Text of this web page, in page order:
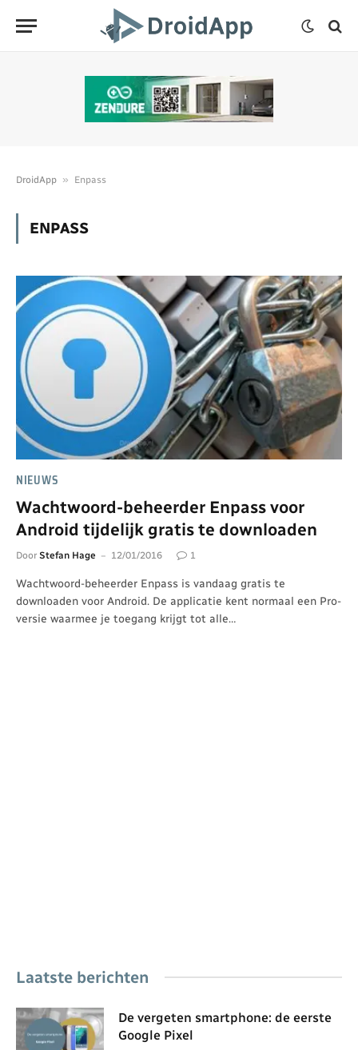
DroidApp » Enpass
ENPASS
NIEUWS
Wachtwoord-beheerder Enpass voor
Android tijdelijk gratis te downloaden
Door Stefan Hage 12/01/2016 1
Wachtwoord-beheerder Enpass is vandaag gratis te
downloaden voor Android. De applicatie kent normaal een Pro-
versie waarmee je toegang krijgt tot alle…
Laatste berichten
De vergeten smartphone: de eerste
Google Pixel